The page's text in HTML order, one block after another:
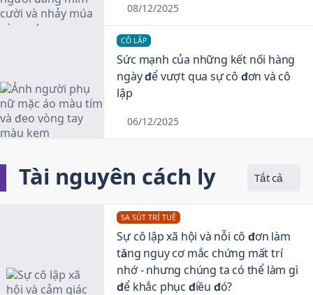
08/12/2025
CÔ LẬP
Sức mạnh của những kết nối hàng
ngày để vượt qua sự cô đơn và cô
lập
06/12/2025
Tài nguyên cách ly Tất cả
SA SÚT TRÍ TUỆ
Sự cô lập xã hội và nỗi cô đơn làm
tăng nguy cơ mắc chứng mất trí
nhớ - nhưng chúng ta có thể làm gì
để khắc phục điều đó?